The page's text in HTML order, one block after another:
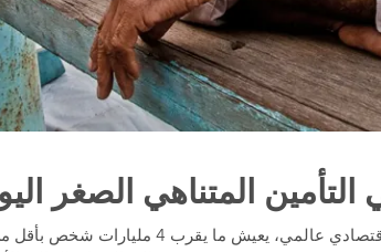
التأمين المتناهي الصغر
في ظلّ ما يشهده العالم من ركود اقتصادي